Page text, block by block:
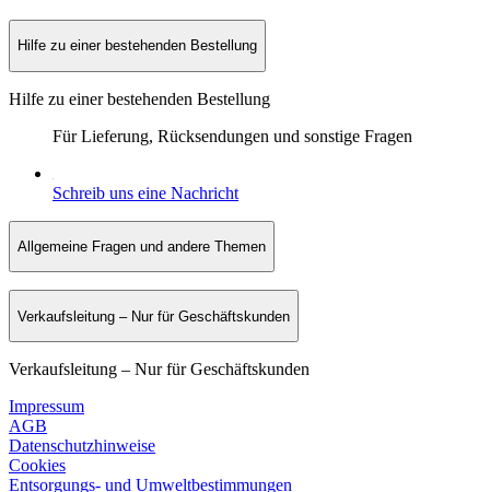
Hilfe zu einer bestehenden Bestellung
Hilfe zu einer bestehenden Bestellung
Für Lieferung, Rücksendungen und sonstige Fragen
Schreib uns eine Nachricht
Allgemeine Fragen und andere Themen
Verkaufsleitung – Nur für Geschäftskunden
Verkaufsleitung – Nur für Geschäftskunden
Impressum
AGB
Datenschutzhinweise
Cookies
Entsorgungs- und Umweltbestimmungen